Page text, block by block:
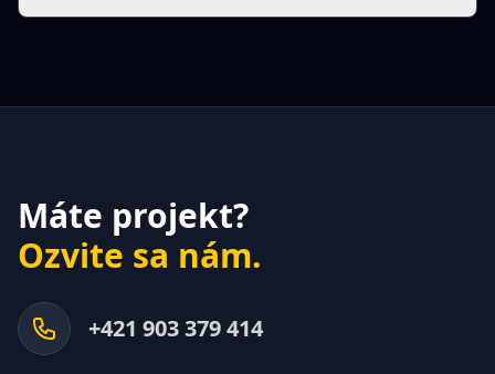
Máte projekt?
Ozvite sa nám.
+421 903 379 414